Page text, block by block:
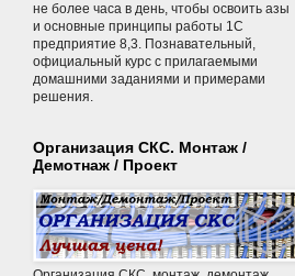
не более часа в день, чтобы освоить азы
и основные принципы работы 1С
предприятие 8,3. Познавательный,
официальный курс с прилагаемыми
домашними заданиями и примерами
решения.
Организация СКС. Монтаж /
Демотнаж / Проект